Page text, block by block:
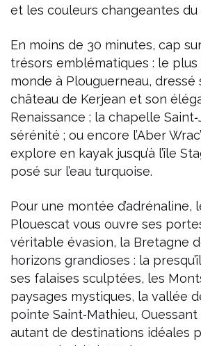
et les couleurs changeantes du
En moins de 30 minutes, cap
trésors emblématiques : le
monde à Plouguerneau, dressé
château de Kerjean et son
Renaissance ; la chapelle
sérénité ; ou encore l’Aber
explore en kayak jusqu’à l’île
posé sur l’eau turquoise.
Pour une montée d’adrénaline,
Plouescat vous ouvre ses
véritable évasion, la Bretagne
horizons grandioses : la
ses falaises sculptées, les
paysages mystiques, la vallée
pointe Saint‑Mathieu, Ouessant
autant de destinations idéales